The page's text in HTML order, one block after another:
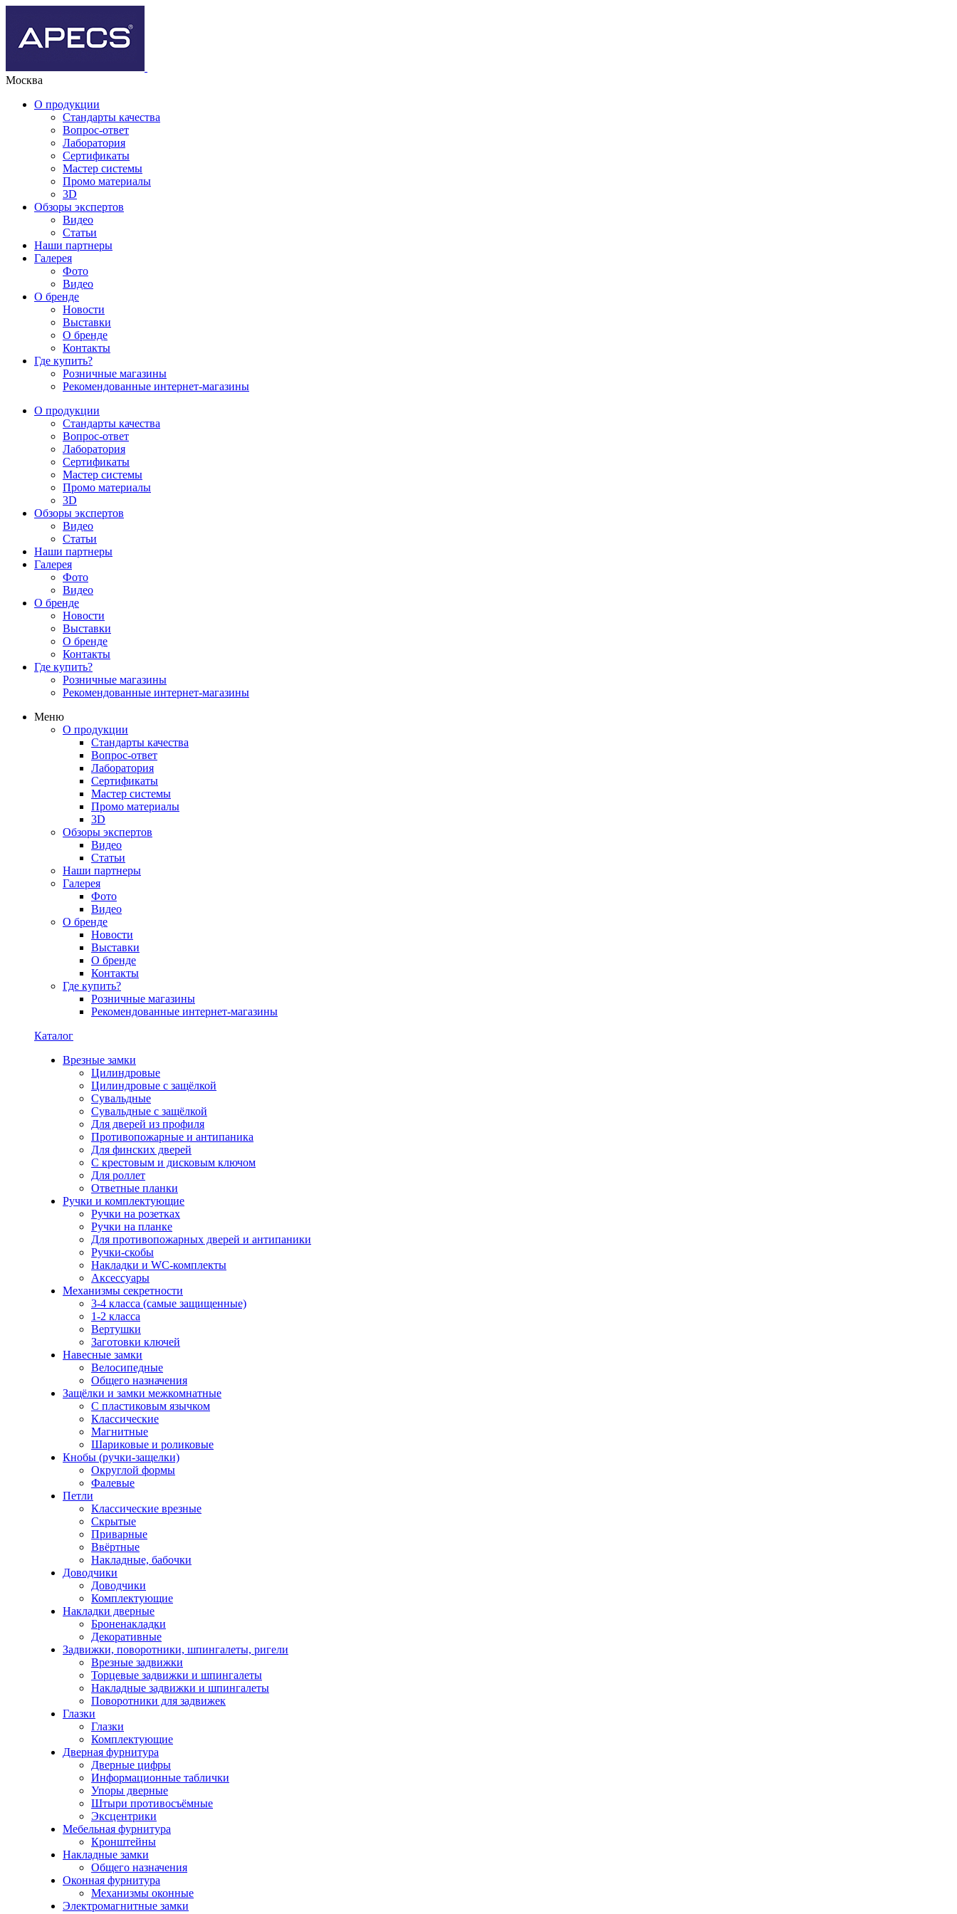
Москва
О продукции
Стандарты качества
Вопрос-ответ
Лаборатория
Сертификаты
Мастер системы
Промо материалы
3D
Обзоры экспертов
Видео
Статьи
Наши партнеры
Галерея
Фото
Видео
О бренде
Новости
Выставки
О бренде
Контакты
Где купить?
Розничные магазины
Рекомендованные интернет-магазины
О продукции
Стандарты качества
Вопрос-ответ
Лаборатория
Сертификаты
Мастер системы
Промо материалы
3D
Обзоры экспертов
Видео
Статьи
Наши партнеры
Галерея
Фото
Видео
О бренде
Новости
Выставки
О бренде
Контакты
Где купить?
Розничные магазины
Рекомендованные интернет-магазины
Меню
О продукции
Стандарты качества
Вопрос-ответ
Лаборатория
Сертификаты
Мастер системы
Промо материалы
3D
Обзоры экспертов
Видео
Статьи
Наши партнеры
Галерея
Фото
Видео
О бренде
Новости
Выставки
О бренде
Контакты
Где купить?
Розничные магазины
Рекомендованные интернет-магазины
Каталог
Врезные замки
Цилиндровые
Цилиндровые с защёлкой
Сувальдные
Сувальдные с защёлкой
Для дверей из профиля
Противопожарные и антипаника
Для финских дверей
С крестовым и дисковым ключом
Для роллет
Ответные планки
Ручки и комплектующие
Ручки на розетках
Ручки на планке
Для противопожарных дверей и антипаники
Ручки-скобы
Накладки и WC-комплекты
Аксессуары
Механизмы секретности
3-4 класса (самые защищенные)
1-2 класса
Вертушки
Заготовки ключей
Навесные замки
Велосипедные
Общего назначения
Защёлки и замки межкомнатные
С пластиковым язычком
Классические
Магнитные
Шариковые и роликовые
Кнобы (ручки-защелки)
Округлой формы
Фалевые
Петли
Классические врезные
Скрытые
Приварные
Ввёртные
Накладные, бабочки
Доводчики
Доводчики
Комплектующие
Накладки дверные
Броненакладки
Декоративные
Задвижки, поворотники, шпингалеты, ригели
Врезные задвижки
Торцевые задвижки и шпингалеты
Накладные задвижки и шпингалеты
Поворотники для задвижек
Глазки
Глазки
Комплектующие
Дверная фурнитура
Дверные цифры
Информационные таблички
Упоры дверные
Штыри противосъёмные
Эксцентрики
Мебельная фурнитура
Кронштейны
Накладные замки
Общего назначения
Оконная фурнитура
Механизмы оконные
Электромагнитные замки